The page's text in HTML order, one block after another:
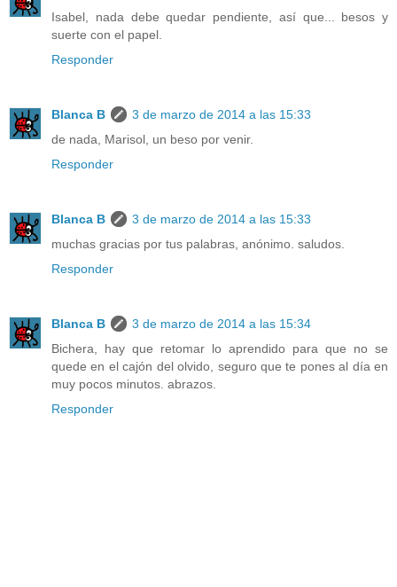
Isabel, nada debe quedar pendiente, así que... besos y
suerte con el papel.
Responder
Blanca B
3 de marzo de 2014 a las 15:33
de nada, Marisol, un beso por venir.
Responder
Blanca B
3 de marzo de 2014 a las 15:33
muchas gracias por tus palabras, anónimo. saludos.
Responder
Blanca B
3 de marzo de 2014 a las 15:34
Bichera, hay que retomar lo aprendido para que no se
quede en el cajón del olvido, seguro que te pones al día en
muy pocos minutos. abrazos.
Responder